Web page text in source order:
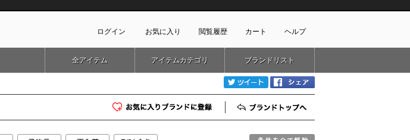
ログイン お気に入り 閲覧履歴 カート
カートに商品がありません
ヘルプ
ショッピングガイド
配送・送料について
ブランドリスト
アイテムカテゴリ
全アイテム
お気に入りブランド登録